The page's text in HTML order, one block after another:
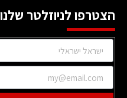
הצטרפו לניוזלטר שלנו